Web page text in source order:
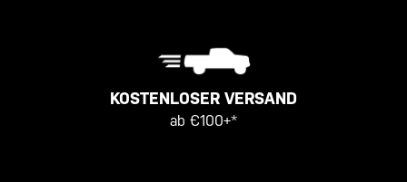
KOSTENLOSER VERSAND
ab €100+*